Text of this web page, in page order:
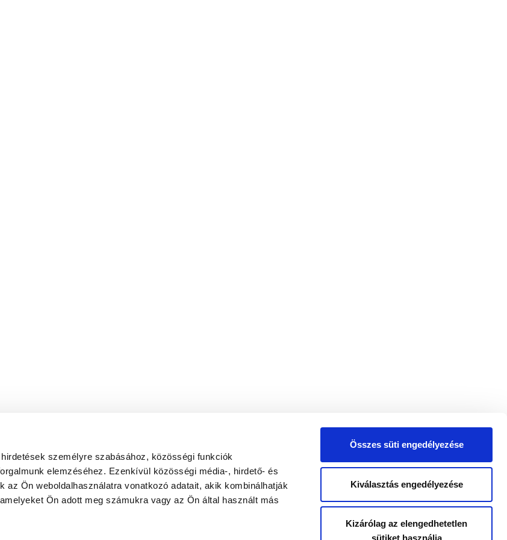
személyre szabásához, közösségi funkciók
elemzéséhez. Ezenkívül közösségi média-, hirdető- és
az Ön weboldalhasználatra vonatkozó adatait, akik kombinálhatják
Ön adott meg számukra vagy az Ön által használt más
Összes süti engedélyezése
Kiválasztás engedélyezése
Kizárólag az elengedhetetlen
sütiket használja